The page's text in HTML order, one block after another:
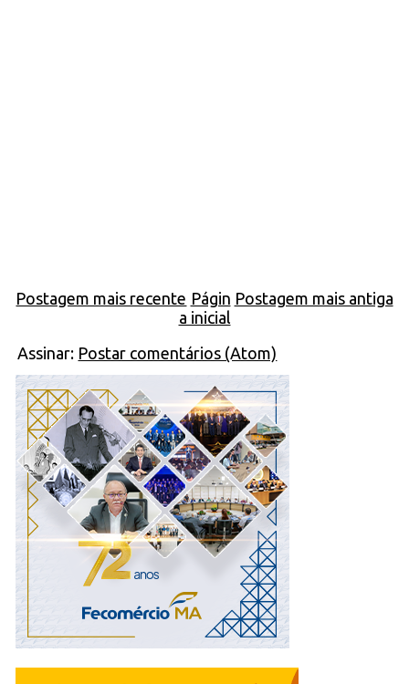
Postagem mais recente Postagem mais antiga
Págin
a inicial
Assinar: Postar comentários (Atom)